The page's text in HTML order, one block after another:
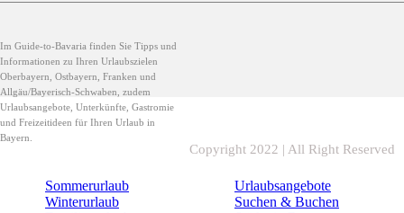
Im Guide-to-Bavaria finden Sie Tipps und
Informationen zu Ihren Urlaubszielen
Oberbayern, Ostbayern, Franken und
Allgäu/Bayerisch-Schwaben, zudem
Urlaubsangebote, Unterkünfte, Gastromie
und Freizeitideen für Ihren Urlaub in
Bayern.
Sommerurlaub
Winterurlaub
Urlaubsangebote
Suchen & Buchen
Copyright 2022 | All Right Reserved